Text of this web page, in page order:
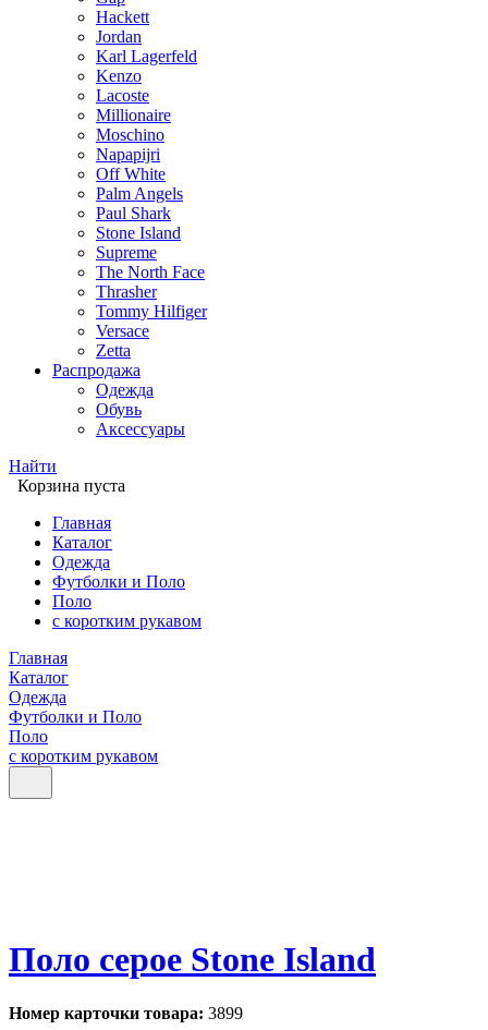
Hackett
Jordan
Karl Lagerfeld
Kenzo
Lacoste
Millionaire
Moschino
Napapijri
Off White
Palm Angels
Paul Shark
Stone Island
Supreme
The North Face
Thrasher
Tommy Hilfiger
Versace
Zetta
Распродажа
Одежда
Обувь
Аксессуары
Найти
Корзина пуста
Главная
Каталог
Одежда
Футболки и Поло
Поло
с коротким рукавом
Главная
Каталог
Одежда
Футболки и Поло
Поло
с коротким рукавом
Поло серое Stone Island
Номер карточки товара: 3899